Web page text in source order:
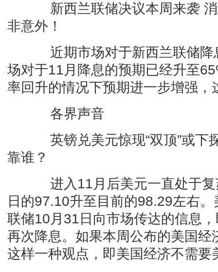
新西兰联储决议本周来袭 消
非意外！
近期市场对于新西兰联储降
场对于11月降息的预期已经升至
率回升的情况下预期进一步增强，
各界声音
英镑兑美元惊现“双顶”或下
靠谁？
进入11月后美元一直处于复
日的97.10升至目前的98.29左右
联储10月31日向市场传达的信息
再次降息。如果本周公布的美国
这样一种观点，即美国经济不需要